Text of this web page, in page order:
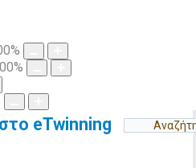
%
%
στο eTwinning